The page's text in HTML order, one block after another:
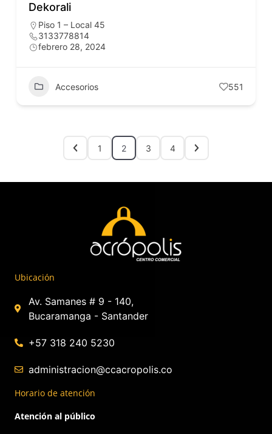
Dekorali
Piso 1 – Local 45
3133778814
febrero 28, 2024
Accesorios 551
1 2 3 4
Ubicación
Av. Samanes # 9 - 140,
Bucaramanga - Santander
+57 318 240 5230
administracion@ccacropolis.co
Horario de atención
Atención al público